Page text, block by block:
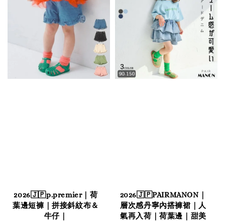
2026🇯🇵p.premier｜荷
葉邊短褲｜拼接斜紋布＆
牛仔｜
2026🇯🇵PAIRMANON｜
層次感丹寧內搭褲裙｜人
氣再入荷｜荷葉邊｜甜美